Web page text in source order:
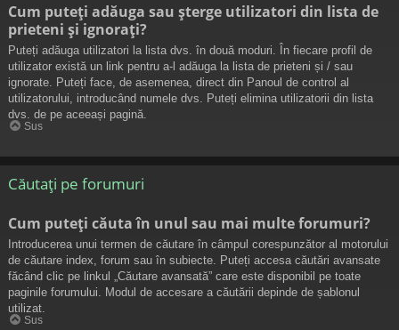
Cum puteți adăuga sau șterge utilizatori din lista de
prieteni și ignorați?
Puteți adăuga utilizatori la lista dvs. în două moduri. În fiecare profil de
utilizator există un link pentru a-l adăuga la lista de prieteni și / sau
ignorate. Puteți face, de asemenea, direct din Panoul de control al
utilizatorului, introducând numele dvs. Puteți elimina utilizatorii din lista
dvs. de pe aceeași pagină.
Sus
Căutați pe forumuri
Cum puteți căuta în unul sau mai multe forumuri?
Introducerea unui termen de căutare în câmpul corespunzător al motorului
de căutare index, forum sau în subiecte. Puteți accesa căutări avansate
făcând clic pe linkul „Căutare avansată” care este disponibil pe toate
paginile forumului. Modul de accesare a căutării depinde de șablonul
utilizat.
Sus